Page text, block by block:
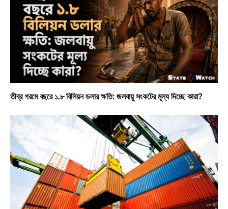
তীব্র গরমে বছরে ১.৮ বিলিয়ন ডলার ক্ষতি: জলবায়ু সংকটের মূল্য দিচ্ছে কারা?